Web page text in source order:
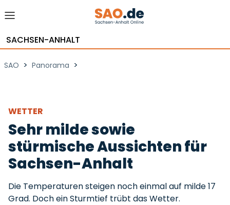
SACHSEN-ANHALT
SAO > Panorama >
WETTER
Sehr milde sowie
stürmische Aussichten für
Sachsen-Anhalt
Die Temperaturen steigen noch einmal auf milde 17
Grad. Doch ein Sturmtief trübt das Wetter.